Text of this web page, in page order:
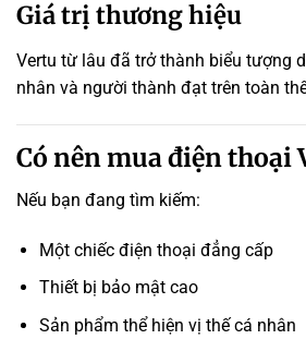
Giá trị thương hiệu
Vertu từ lâu đã trở thành biểu tượng
nhân và người thành đạt trên toàn
Có nên mua điện thoại
Nếu bạn đang tìm kiếm:
Một chiếc điện thoại đẳng cấp
Thiết bị bảo mật cao
Sản phẩm thể hiện vị thế cá nhân